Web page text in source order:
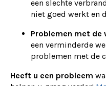
een slechte
niet goed werkt en
Problemen met de
een verminderde
problemen met de
Heeft u een probleem